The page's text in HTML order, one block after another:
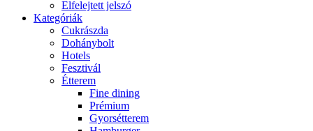
Elfelejtett jelszó
Kategóriák
Cukrászda
Dohánybolt
Hotels
Fesztivál
Étterem
Fine dining
Prémium
Gyorsétterem